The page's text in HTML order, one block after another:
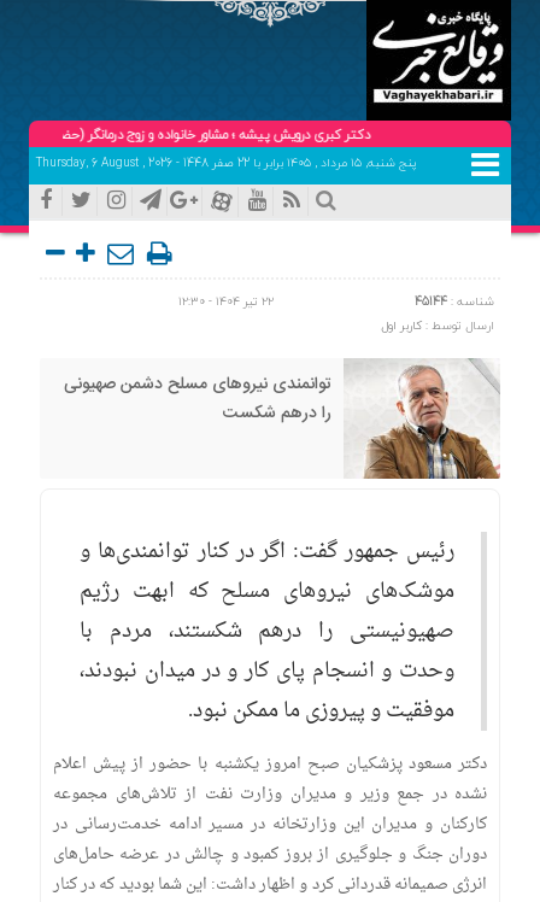
دکتر کبری درویش پیشه ؛ مشاور خانواده و زوج درمانگر (حضوری و تلفنی ) تلفن
پنج شنبه, ۱۵ مرداد , ۱۴۰۵ برابر با 22 صفر 1448 - Thursday, 6 August , 2026
شناسه :45144
۲۲ تیر ۱۴۰۴ - ۱۲:۳۰
ارسال توسط :کاربر اول
توانمندی نیرو‌های مسلح دشمن صهیونی
را درهم شکست
رئیس جمهور گفت: اگر در کنار توانمندی‌ها و
موشک‌های نیرو‌های مسلح که ابهت رژیم
صهیونیستی را درهم شکستند، مردم با
وحدت و انسجام پای کار و در میدان نبودند،
موفقیت و پیروزی ما ممکن نبود.
دکتر مسعود پزشکیان صبح امروز یکشنبه با حضور از پیش اعلام
نشده در جمع وزیر و مدیران وزارت نفت از تلاش‌های مجموعه
کارکنان و مدیران این وزارتخانه در مسیر ادامه خدمت‌رسانی در
دوران جنگ و جلوگیری از بروز کمبود و چالش در عرضه حامل‌های
انرژی صمیمانه قدردانی کرد و اظهار داشت: این شما بودید که در کنار